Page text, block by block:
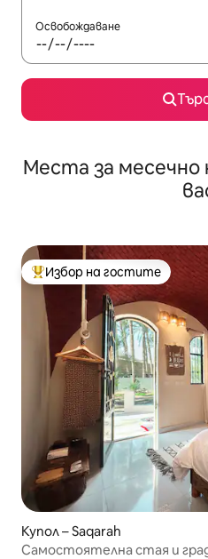
Освобождаване
Места за месечно
Най-популярен избор на
Избор на гостите
Купол – Saqarah
Самостоятелна стая и